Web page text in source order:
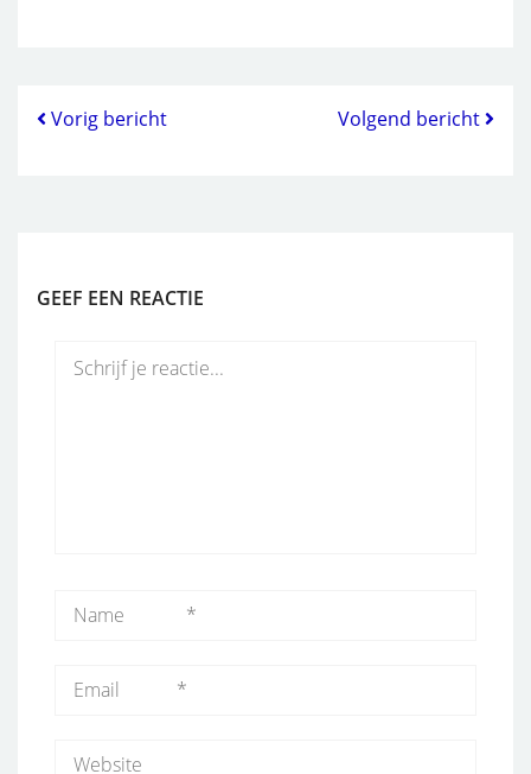
Vorig bericht Volgend bericht
GEEF EEN REACTIE